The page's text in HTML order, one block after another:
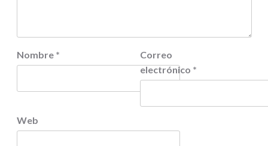
Nombre *
Correo
electrónico *
Web